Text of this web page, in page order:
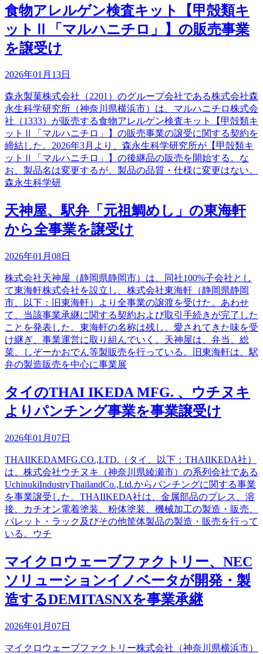
食物アレルゲン検査キット【甲殻類キ
ットⅡ「マルハニチロ」】の販売事業
を譲受け
2026年01月13日
森永製菓株式会社（2201）のグループ会社である株式会社森
永生科学研究所（神奈川県横浜市）は、マルハニチロ株式会
社（1333）が販売する食物アレルゲン検査キット【甲殻類キ
ットⅡ「マルハニチロ」】の販売事業の譲受に関する契約を
締結した。2026年3月より、森永生科学研究所が【甲殻類キ
ットⅡ「マルハニチロ」】の後継品の販売を開始する。な
お、製品名は変更するが、製品の品質・仕様に変更はない。
森永生科学研
天神屋、駅弁「元祖鯛めし」の東海軒
から全事業を譲受け
2026年01月08日
株式会社天神屋（静岡県静岡市）は、同社100%子会社とし
て東海軒株式会社を設立し、株式会社東海軒（静岡県静岡
市、以下：旧東海軒）より全事業の譲渡を受けた。あわせ
て、当該事業承継に関する契約および取引手続きが完了した
ことを発表した。東海軒の名称は残し、愛されてきた味を受
け継ぎ、事業運営に取り組んでいく。天神屋は、弁当、総
菜、しぞーかおでん等製販売を行っている。旧東海軒は、駅
弁の製造販売を中心に事業展
タイのTHAI IKEDA MFG. 、ウチヌキ
よりパンチング事業を事業譲受け
2026年01月07日
THAIIKEDAMFG.CO.,LTD.（タイ、以下：THAIIKEDA社）
は、株式会社ウチヌキ（神奈川県綾瀬市）の系列会社である
UchinukiIndustryThailandCo.,Ltd.からパンチングに関する事業
を事業譲受した。THAIIKEDA社は、金属部品のプレス、溶
接、カチオン電着塗装、粉体塗装、機械加工の製造・販売、
パレット・ラック及びその他筐体製品の製造・販売を行って
いる。ウチ
マイクロウェーブファクトリー、NEC
ソリューションイノベータが開発・製
造するDEMITASNXを事業承継
2026年01月07日
マイクロウェーブファクトリー株式会社（神奈川県横浜市）